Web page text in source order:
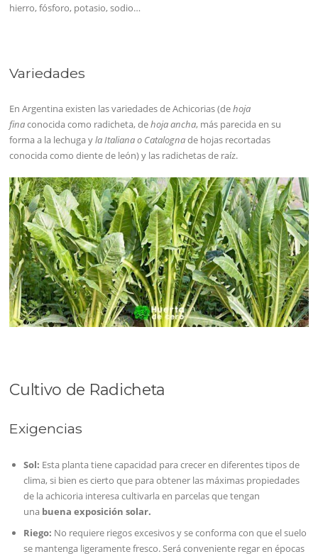
hierro, fósforo, potasio, sodio…
Variedades
En Argentina existen las variedades de Achicorias (dehoja
finaconocida como radicheta, dehoja ancha, más parecida en su
forma a la lechuga yla Italiana o Catalognade hojas recortadas
conocida como diente de león) y las radichetas de raíz.
Cultivo de Radicheta
Exigencias
Sol: Esta planta tiene capacidad para crecer en diferentes tipos de
clima, si bien es cierto que para obtener las máximas propiedades
de la achicoria interesa cultivarla en parcelas que tengan
una buena exposición solar.
Riego: No requiere riegos excesivos y se conforma con que el suelo
se mantenga ligeramente fresco. Será conveniente regar en épocas